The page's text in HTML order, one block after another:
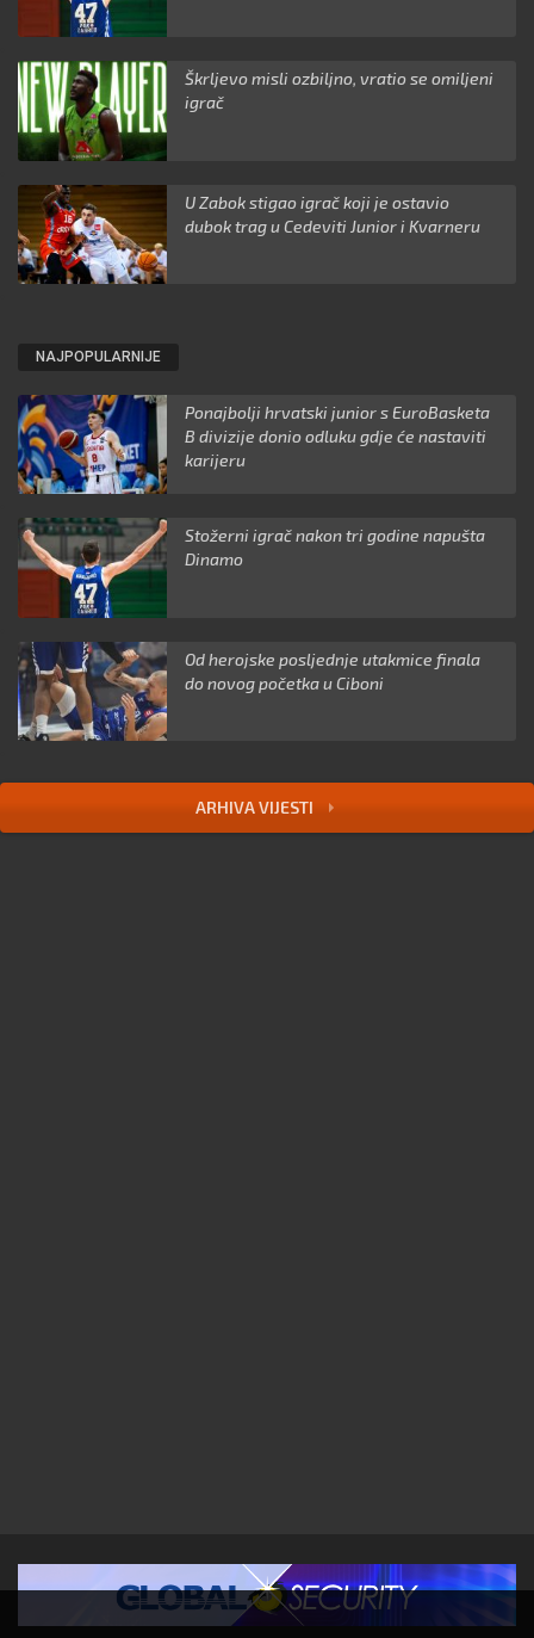
Škrljevo misli ozbiljno, vratio se omiljeni
igrač
U Zabok stigao igrač koji je ostavio
dubok trag u Cedeviti Junior i Kvarneru
NAJPOPULARNIJE
Ponajbolji hrvatski junior s EuroBasketa
B divizije donio odluku gdje će nastaviti
karijeru
Stožerni igrač nakon tri godine napušta
Dinamo
Od herojske posljednje utakmice finala
do novog početka u Ciboni
ARHIVA VIJESTI